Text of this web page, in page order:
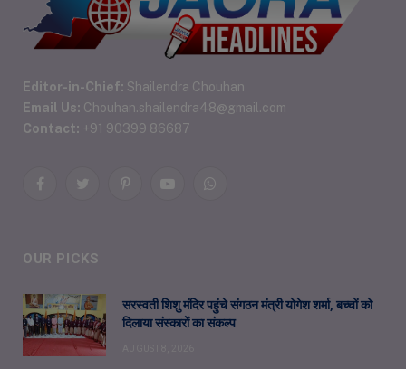
Editor-in-Chief: Shailendra Chouhan
Email Us: Chouhan.shailendra48@gmail.com
Contact: +91 90399 86687
FacebookTwitterPinterestYouTubeWhatsApp
OUR PICKS
सरस्वती शिशु मंदिर पहुंचे संगठन मंत्री योगेश शर्मा, बच्चों को
दिलाया संस्कारों का संकल्प